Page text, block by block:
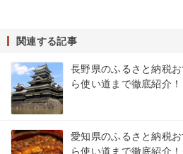
関連する記事
長野県のふるさと納税
ら使い道まで徹底紹介！
愛知県のふるさと納税
ら使い道まで徹底紹介！